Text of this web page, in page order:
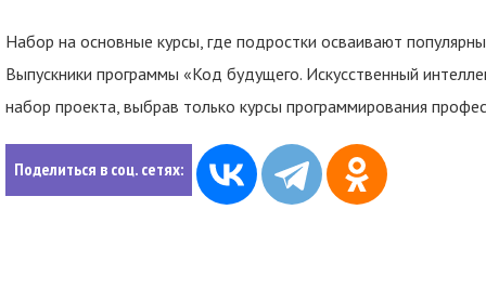
Набор на основные курсы, где подростки осваивают
Выпускники программы «Код будущего. Искусственный
набор проекта, выбрав только курсы программирования
Поделиться в соц. сетях: